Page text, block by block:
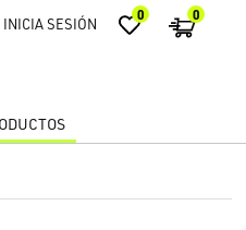
INICIA SESIÓN 0 0